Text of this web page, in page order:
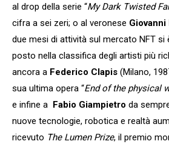
al drop della serie “My Dark Twisted
cifra a sei zeri; o al veronese Giovanni
due mesi di attività sul mercato NFT
posto nella classifica degli artisti più
ancora a Federico Clapis (Milano,
sua ultima opera “End of the physical
e infine a Fabio Giampietro da
nuove tecnologie, robotica e realtà
ricevuto The Lumen Prize, il premio